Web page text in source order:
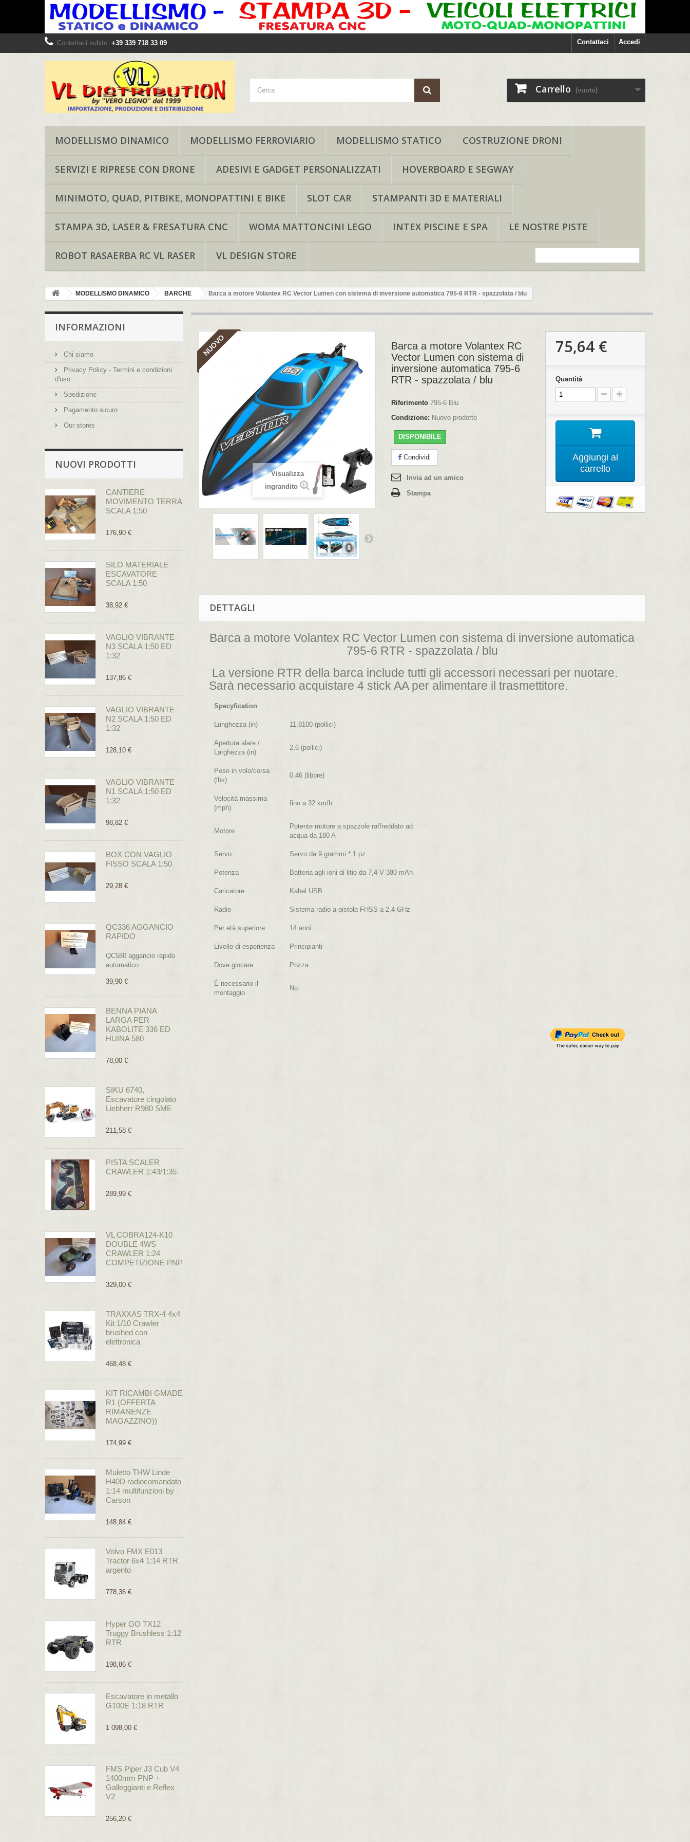
Accedi
Contattaci
Contattaci subito: +39 339 718 33 09
Carrello (vuoto)
MODELLISMO DINAMICO MODELLISMO FERROVIARIO MODELLISMO STATICO COSTRUZIONE DRONI
SERVIZI E RIPRESE CON DRONE ADESIVI E GADGET PERSONALIZZATI HOVERBOARD E SEGWAY
MINIMOTO, QUAD, PITBIKE, MONOPATTINI E BIKE SLOT CAR STAMPANTI 3D E MATERIALI
STAMPA 3D, LASER & FRESATURA CNC WOMA MATTONCINI LEGO INTEX PISCINE E SPA LE NOSTRE PISTE
ROBOT RASAERBA RC VL RASER VL DESIGN STORE
MODELLISMO DINAMICO BARCHE Barca a motore Volantex RC Vector Lumen con sistema di inversione automatica 795-6 RTR - spazzolata / blu
INFORMAZIONI
Chi siamo
Privacy Policy - Termini e condizioni
d'uso
Spedizione
Pagamento sicuro
Our stores
NUOVI PRODOTTI
CANTIERE
MOVIMENTO TERRA
SCALA 1:50
176,90 €
SILO MATERIALE
ESCAVATORE
SCALA 1:50
38,92 €
VAGLIO VIBRANTE
N3 SCALA 1:50 ED
1:32
137,86 €
VAGLIO VIBRANTE
N2 SCALA 1:50 ED
1:32
128,10 €
VAGLIO VIBRANTE
N1 SCALA 1:50 ED
1:32
98,82 €
BOX CON VAGLIO
FISSO SCALA 1:50
29,28 €
QC336 AGGANCIO
RAPIDO
QC580 aggancio rapido
automatico.
39,90 €
BENNA PIANA
LARGA PER
KABOLITE 336 ED
HUINA 580
78,00 €
SIKU 6740,
Escavatore cingolato
Liebherr R980 SME
211,58 €
PISTA SCALER
CRAWLER 1:43/1:35
289,99 €
VL COBRA124-K10
DOUBLE 4WS
CRAWLER 1:24
COMPETIZIONE PNP
329,00 €
TRAXXAS TRX-4 4x4
Kit 1/10 Crawler
brushed con
elettronica
468,48 €
KIT RICAMBI GMADE
R1 (OFFERTA
RIMANENZE
MAGAZZINO))
174,99 €
Muletto THW Linde
H40D radiocomandato
1:14 multifunzioni by
Carson
148,84 €
Volvo FMX E013
Tractor 6x4 1:14 RTR
argento
778,36 €
Hyper GO TX12
Truggy Brushless 1:12
RTR
198,86 €
Escavatore in metallo
G100E 1:18 RTR
1 098,00 €
FMS Piper J3 Cub V4
1400mm PNP +
Galleggianti e Reflex
V2
256,20 €
NUOVO
Visualizza
ingrandito
Barca a motore Volantex RC
Vector Lumen con sistema di
inversione automatica 795-6
RTR - spazzolata / blu
Riferimento 795-6 Blu
Condizione: Nuovo prodotto
DISPONIBILE
Condividi
Invia ad un amico
Stampa
75,64 €
Quantità
Aggiungi al
carrello
DETTAGLI
Barca a motore Volantex RC Vector Lumen con sistema di inversione automatica
795-6 RTR - spazzolata / blu
La versione RTR della barca include tutti gli accessori necessari per nuotare.
Sarà necessario acquistare 4 stick AA per alimentare il trasmettitore.
Specyfication
Lunghezza (in) 11,8100 (pollici)
Apertura alare /
Larghezza (in)
2,6 (pollici)
Peso in volo/corsa
(lbs)
0.46 (libbre)
Velocità massima
(mph)
fino a 32 km/h
Motore
Potente motore a spazzole raffreddato ad
acqua da 180 A
Servo Servo da 9 grammi * 1 pz
Potenza Batteria agli ioni di litio da 7,4 V 380 mAh
Caricatore Kabel USB
Radio Sistema radio a pistola FHSS a 2,4 GHz
Per età superiore 14 anni
Livello di esperienza Principianti
Dove giocare Pozza
È necessario il
montaggio
No